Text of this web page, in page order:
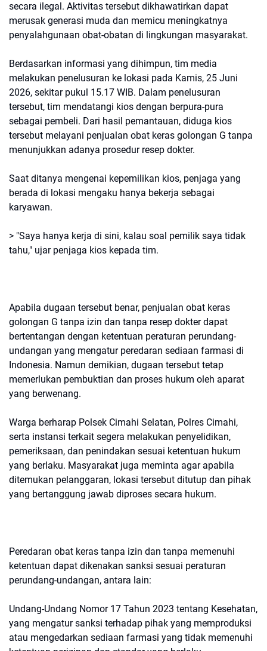
secara ilegal. Aktivitas tersebut dikhawatirkan dapat
merusak generasi muda dan memicu meningkatnya
penyalahgunaan obat-obatan di lingkungan masyarakat.
Berdasarkan informasi yang dihimpun, tim media
melakukan penelusuran ke lokasi pada Kamis, 25 Juni
2026, sekitar pukul 15.17 WIB. Dalam penelusuran
tersebut, tim mendatangi kios dengan berpura-pura
sebagai pembeli. Dari hasil pemantauan, diduga kios
tersebut melayani penjualan obat keras golongan G tanpa
menunjukkan adanya prosedur resep dokter.
Saat ditanya mengenai kepemilikan kios, penjaga yang
berada di lokasi mengaku hanya bekerja sebagai
karyawan.
> "Saya hanya kerja di sini, kalau soal pemilik saya tidak
tahu," ujar penjaga kios kepada tim.
Apabila dugaan tersebut benar, penjualan obat keras
golongan G tanpa izin dan tanpa resep dokter dapat
bertentangan dengan ketentuan peraturan perundang-
undangan yang mengatur peredaran sediaan farmasi di
Indonesia. Namun demikian, dugaan tersebut tetap
memerlukan pembuktian dan proses hukum oleh aparat
yang berwenang.
Warga berharap Polsek Cimahi Selatan, Polres Cimahi,
serta instansi terkait segera melakukan penyelidikan,
pemeriksaan, dan penindakan sesuai ketentuan hukum
yang berlaku. Masyarakat juga meminta agar apabila
ditemukan pelanggaran, lokasi tersebut ditutup dan pihak
yang bertanggung jawab diproses secara hukum.
Peredaran obat keras tanpa izin dan tanpa memenuhi
ketentuan dapat dikenakan sanksi sesuai peraturan
perundang-undangan, antara lain:
Undang-Undang Nomor 17 Tahun 2023 tentang Kesehatan,
yang mengatur sanksi terhadap pihak yang memproduksi
atau mengedarkan sediaan farmasi yang tidak memenuhi